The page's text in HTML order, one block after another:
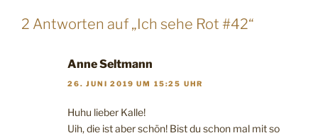
2 Antworten auf „Ich sehe Rot #42“
Anne Seltmann
26. JUNI 2019 UM 15:25 UHR
Huhu lieber Kalle!
Uih, die ist aber schön! Bist du schon mal mit so